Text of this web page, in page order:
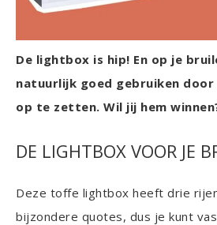
De lightbox is hip! En op je
natuurlijk goed gebruiken
op te zetten. Wil jij hem
DE LIGHTBOX VOOR JE
Deze toffe lightbox heeft drie
bijzondere quotes, dus je kunt